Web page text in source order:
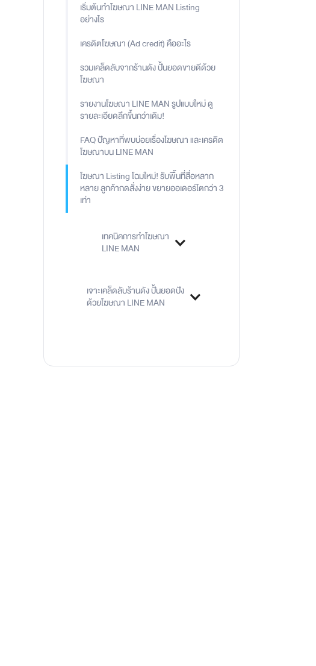
เริ่มต้นทำโฆษณา LINE MAN Listing
อย่างไร
เครดิตโฆษณา (Ad credit) คืออะไร
รวมเคล็ดลับจากร้านดัง ปั้นยอดขายดีด้วย
โฆษณา
รายงานโฆษณา LINE MAN รูปแบบใหม่ ดู
รายละเอียดลึกขึ้นกว่าเดิม!
FAQ ปัญหาที่พบบ่อยเรื่องโฆษณา และเครดิต
โฆษณาบน LINE MAN
โฆษณา Listing โฉมใหม่! รับพื้นที่สื่อหลาก
หลาย ลูกค้ากดสั่งง่าย ขยายออเดอร์โตกว่า 3
เท่า
เทคนิคการทำโฆษณา
LINE MAN
เจาะเคล็ดลับร้านดัง ปั้นยอดปัง
ด้วยโฆษณา LINE MAN